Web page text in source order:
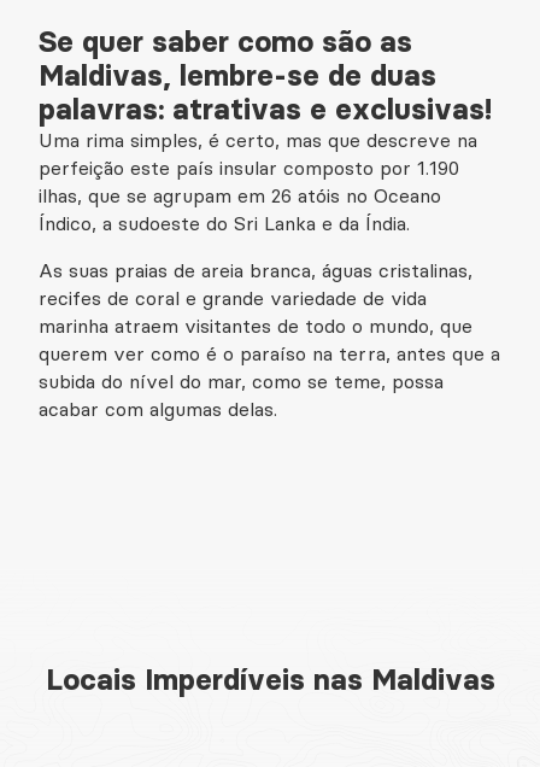
Se quer saber como são as
Maldivas, lembre-se de duas
palavras: atrativas e exclusivas!
Uma rima simples, é certo, mas que descreve na
perfeição este país insular composto por 1.190
ilhas, que se agrupam em 26 atóis no Oceano
Índico, a sudoeste do Sri Lanka e da Índia.
As suas praias de areia branca, águas cristalinas,
recifes de coral e grande variedade de vida
marinha atraem visitantes de todo o mundo, que
querem ver como é o paraíso na terra, antes que a
subida do nível do mar, como se teme, possa
acabar com algumas delas.
Locais Imperdíveis nas Maldivas